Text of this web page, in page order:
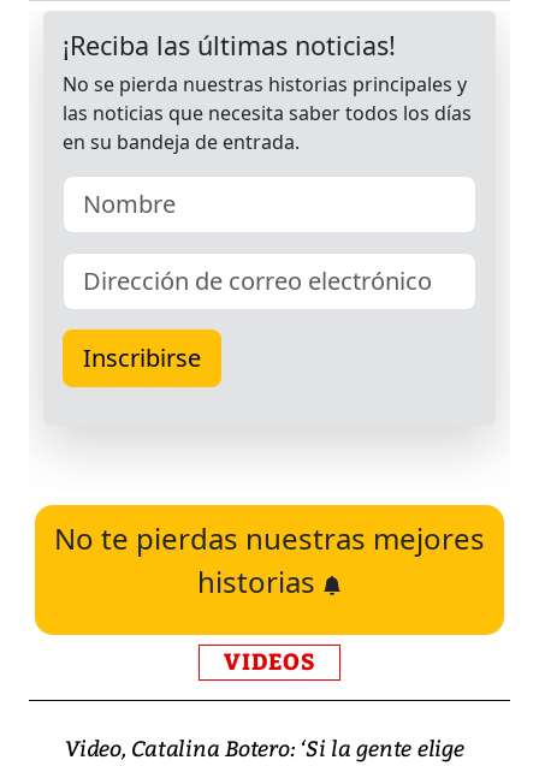
No te pierdas nuestras mejores
historias
VIDEOS
Video, Catalina Botero: ‘Si la gente elige